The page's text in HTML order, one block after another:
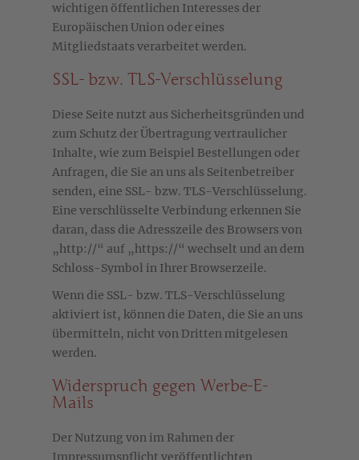
wichtigen öffentlichen Interesses der
Europäischen Union oder eines
Mitgliedstaats verarbeitet werden.
SSL- bzw. TLS-Verschlüsselung
Diese Seite nutzt aus Sicherheitsgründen und
zum Schutz der Übertragung vertraulicher
Inhalte, wie zum Beispiel Bestellungen oder
Anfragen, die Sie an uns als Seitenbetreiber
senden, eine SSL- bzw. TLS-Verschlüsselung.
Eine verschlüsselte Verbindung erkennen Sie
daran, dass die Adresszeile des Browsers von
„http://“ auf „https://“ wechselt und an dem
Schloss-Symbol in Ihrer Browserzeile.
Wenn die SSL- bzw. TLS-Verschlüsselung
aktiviert ist, können die Daten, die Sie an uns
übermitteln, nicht von Dritten mitgelesen
werden.
Widerspruch gegen Werbe-E-
Mails
Der Nutzung von im Rahmen der
Impressumspflicht veröffentlichten